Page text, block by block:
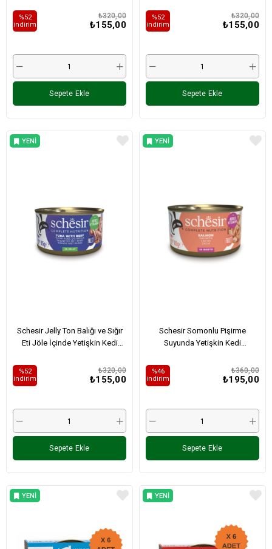
₺155,00
₺320,00
%52
i̇ndirim
Sepete Ekle
₺155,00
₺320,00
%52
i̇ndirim
Sepete Ekle
Schesir Jelly Ton Balığı ve Sığır
Eti Jöle İçinde Yetişkin Kedi
₺155,00
₺320,00
%52
i̇ndirim
Sepete Ekle
YENI
Schesir Somonlu Pişirme
Suyunda Yetişkin Kedi
₺195,00
₺360,00
%46
i̇ndirim
Sepete Ekle
YENI
YENI
YENI